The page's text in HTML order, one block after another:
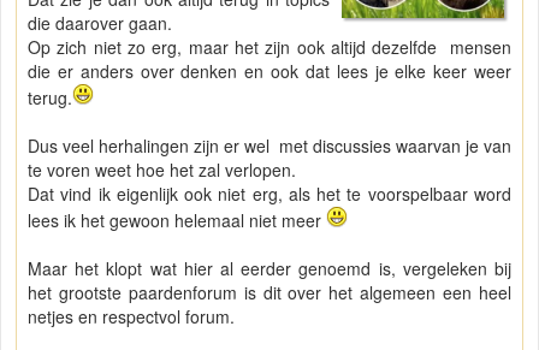
die daarover gaan.
Op zich niet zo erg, maar het zijn ook altijd dezelfde mensen
die er anders over denken en ook dat lees je elke keer weer
terug.
Dus veel herhalingen zijn er wel met discussies waarvan je van
te voren weet hoe het zal verlopen.
Dat vind ik eigenlijk ook niet erg, als het te voorspelbaar word
lees ik het gewoon helemaal niet meer
Maar het klopt wat hier al eerder genoemd is, vergeleken bij
het grootste paardenforum is dit over het algemeen een heel
netjes en respectvol forum.